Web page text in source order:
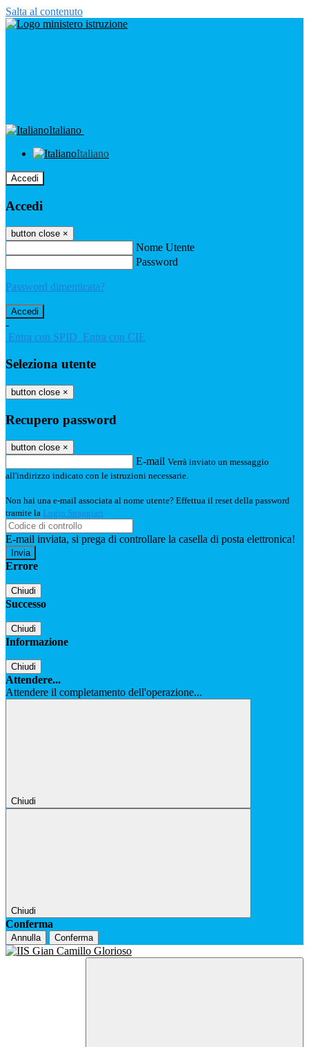
Salta al contenuto
Italiano
Italiano
Accedi
Accedi
button close ×
Nome Utente
Password
Password dimenticata?
-
Entra con SPID Entra con CIE
Seleziona utente
button close ×
Recupero password
button close ×
E-mail Verrà inviato un messaggio
all'indirizzo indicato con le istruzioni necessarie.
Non hai una e-mail associata al nome utente? Effettua il reset della password
tramite la Login Spaggiari
E-mail inviata, si prega di controllare la casella di posta elettronica!
Errore
Chiudi
Successo
Chiudi
Informazione
Chiudi
Attendere...
Attendere il completamento dell'operazione...
Chiudi
Chiudi
Conferma
Annulla Conferma